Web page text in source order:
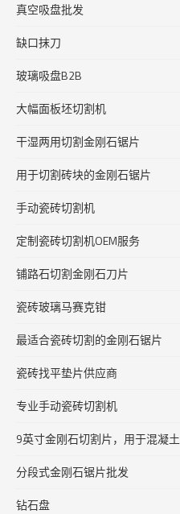
真空吸盘批发
缺口抹刀
玻璃吸盘B2B
大幅面板坯切割机
干湿两用切割金刚石锯片
用于切割砖块的金刚石锯片
手动瓷砖切割机
定制瓷砖切割机OEM服务
铺路石切割金刚石刀片
瓷砖玻璃马赛克钳
最适合瓷砖切割的金刚石锯片
瓷砖找平垫片供应商
专业手动瓷砖切割机
9英寸金刚石切割片，用于混凝土
分段式金刚石锯片批发
钻石盘